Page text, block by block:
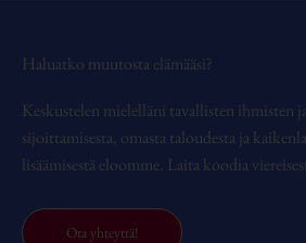
Haluatko muutosta elämääsi?
Keskustelen mielelläni tavallisten ihmisten
sijoittamisesta, omasta taloudesta ja
lisäämisestä eloomme. Laita koodia
Ota yhteyttä!